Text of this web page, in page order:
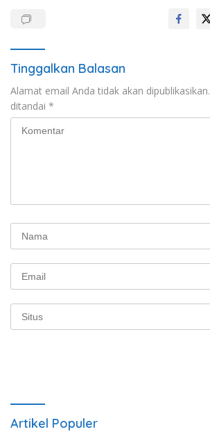
Tinggalkan Balasan
Alamat email Anda tidak akan dipublikasikan.
ditandai *
Artikel Populer